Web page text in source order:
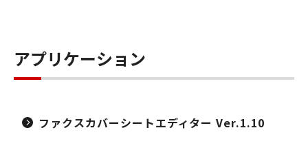
アプリケーション
ファクスカバーシートエディター Ver.1.10